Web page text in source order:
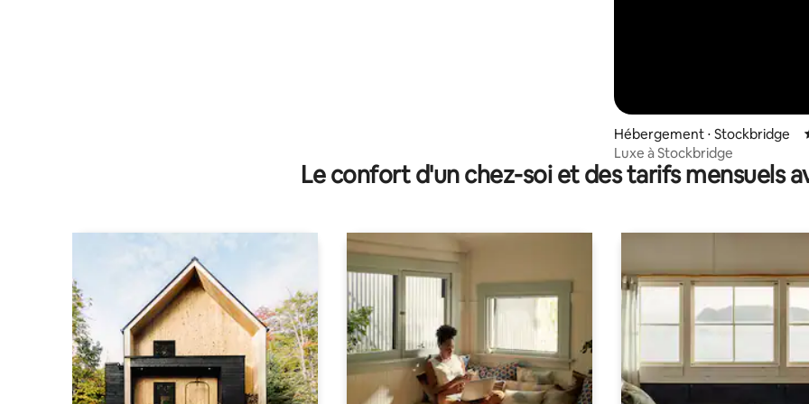
Hébergement ⋅ Stockbridge
Luxe à Stockbridge
Le confort d'un chez-soi et des tarifs mensuels